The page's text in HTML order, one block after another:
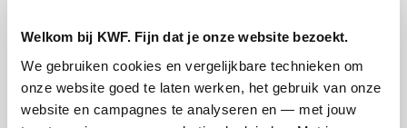
Welkom bij KWF. Fijn dat je onze website bezoekt.
We gebruiken cookies en vergelijkbare technieken om
onze website goed te laten werken, het gebruik van onze
website en campagnes te analyseren en — met jouw